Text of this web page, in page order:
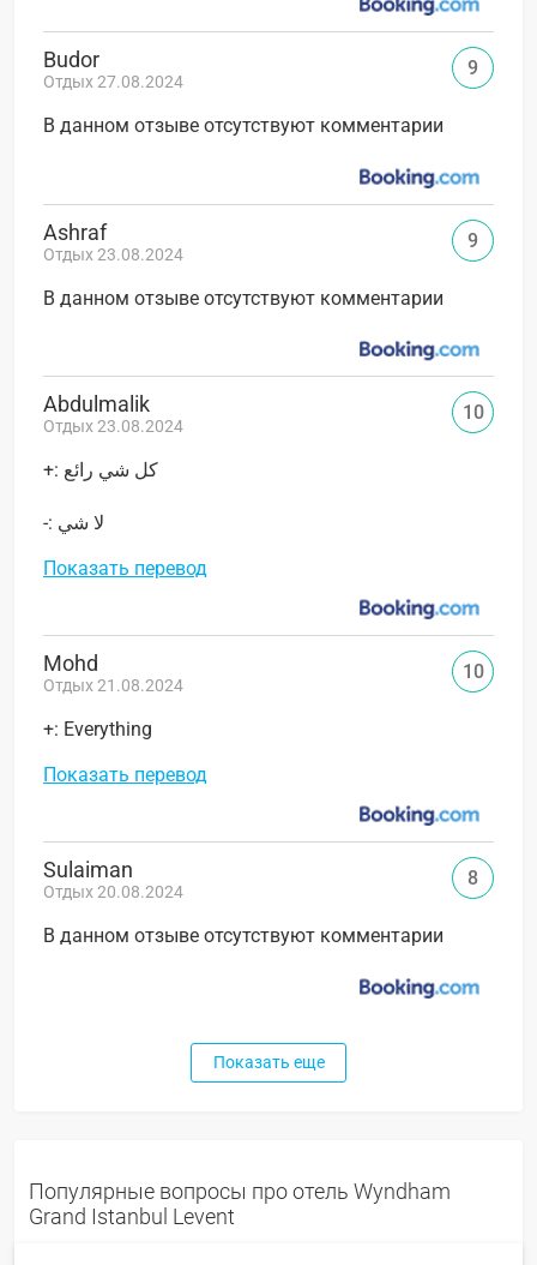
Budor
Отдых 27.08.2024
В данном отзыве отсутствуют комментарии
9
Ashraf
Отдых 23.08.2024
В данном отзыве отсутствуют комментарии
9
Abdulmalik
Отдых 23.08.2024
+: كل شي رائع
-: لا شي
Показать перевод
10
Mohd
Отдых 21.08.2024
+: Everything
Показать перевод
10
Sulaiman
Отдых 20.08.2024
В данном отзыве отсутствуют комментарии
8
Показать еще
Популярные вопросы про отель Wyndham
Grand Istanbul Levent